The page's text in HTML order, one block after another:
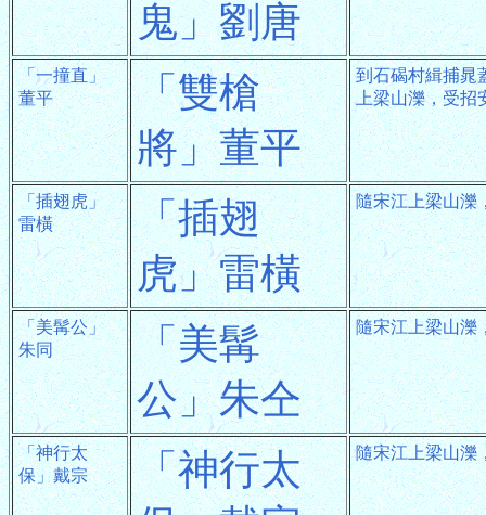
鬼」劉唐
「一撞直」
董平
「雙槍
將」董平
到石碣村緝捕晁
上梁山濼，受招
「插翅虎」
雷橫
「插翅
虎」雷橫
隨宋江上梁山濼
「美髯公」
朱同
「美髯
公」朱仝
隨宋江上梁山濼
「神行太
保」戴宗
「神行太
隨宋江上梁山濼